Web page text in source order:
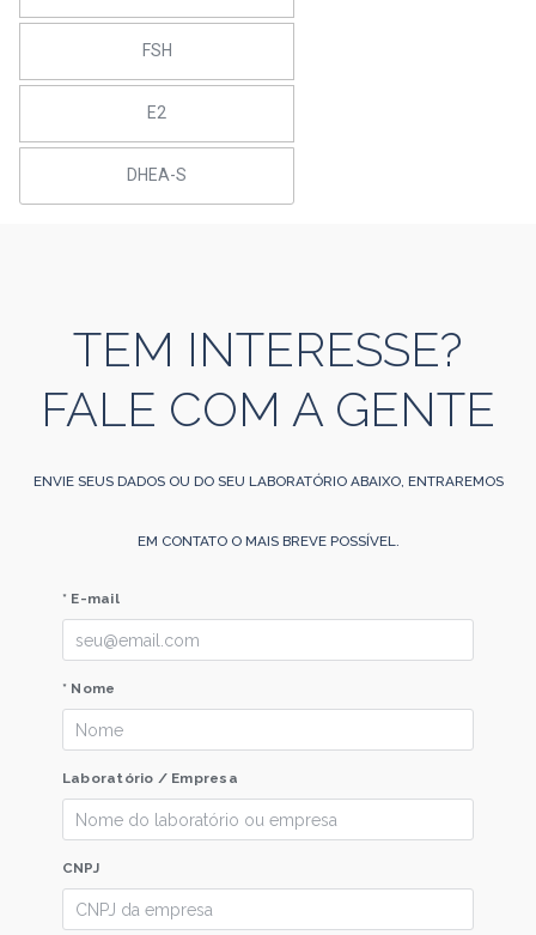
FSH
E2
DHEA-S
TEM INTERESSE?
FALE COM A GENTE
ENVIE SEUS DADOS OU DO SEU LABORATÓRIO ABAIXO, ENTRAREMOS
EM CONTATO O MAIS BREVE POSSÍVEL.
* E-mail
* Nome
Laboratório / Empresa
CNPJ